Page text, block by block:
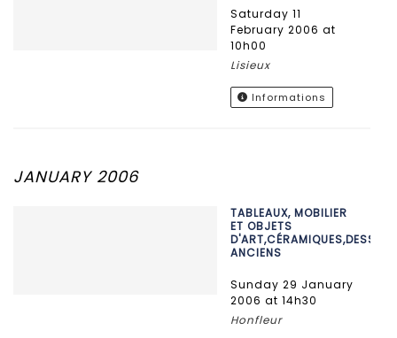
Saturday 11
February 2006 at
10h00
Lisieux
Informations
JANUARY 2006
TABLEAUX, MOBILIER
ET OBJETS
ANCIENS
Sunday 29 January
2006 at 14h30
Honfleur